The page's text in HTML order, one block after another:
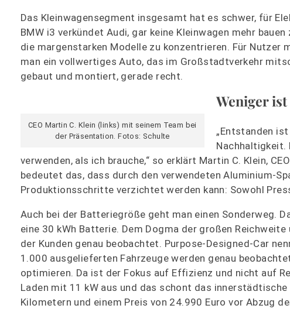
Das Kleinwagensegment insgesamt hat es schwer, für
BMW i3 verkündet Audi, gar keine Kleinwagen mehr
die margenstarken Modelle zu konzentrieren. Für
man ein vollwertiges Auto, das im Großstadtverkehr
gebaut und montiert, gerade recht.
CEO Martin C. Klein (links) mit seinem Team bei
der Präsentation. Fotos: Schulte
Weniger
„Entstanden
Nachhaltigkeit.
verwenden, als ich brauche,“ so erklärt Martin C. Klein,
bedeutet das, dass durch den verwendeten Aluminium-
Produktionsschritte verzichtet werden kann: Sowohl
Auch bei der Batteriegröße geht man einen Sonderweg.
eine 30 kWh Batterie. Dem Dogma der großen
der Kunden genau beobachtet. Purpose-Designed-Car
1.000 ausgelieferten Fahrzeuge werden genau
optimieren. Da ist der Fokus auf Effizienz und nicht auf
Laden mit 11 kW aus und das schont das
Kilometern und einem Preis von 24.990 Euro vor Abzug